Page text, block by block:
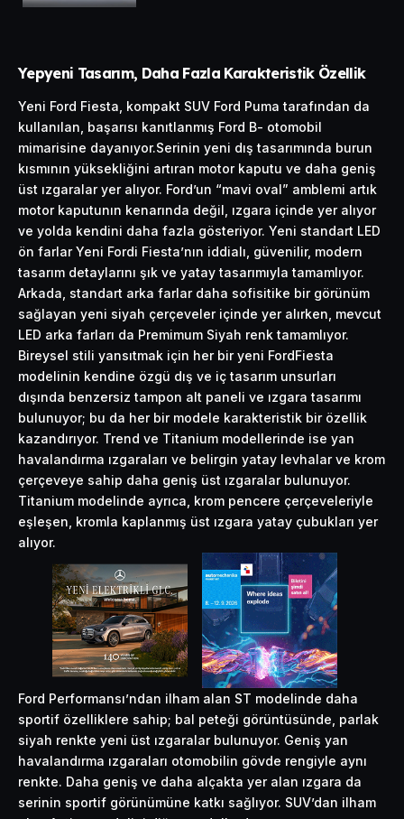
Yepyeni Tasarım, Daha Fazla Karakteristik Özellik
Yeni Ford Fiesta, kompakt SUV Ford Puma tarafından da
kullanılan, başarısı kanıtlanmış Ford B- otomobil
mimarisine dayanıyor.Serinin yeni dış tasarımında burun
kısmının yüksekliğini artıran motor kaputu ve daha geniş
üst ızgaralar yer alıyor. Ford’un “mavi oval” amblemi artık
motor kaputunın kenarında değil, ızgara içinde yer alıyor
ve yolda kendini daha fazla gösteriyor. Yeni standart LED
ön farlar Yeni Fordi Fiesta’nın iddialı, güvenilir, modern
tasarım detaylarını şık ve yatay tasarımıyla tamamlıyor.
Arkada, standart arka farlar daha sofisitike bir görünüm
sağlayan yeni siyah çerçeveler içinde yer alırken, mevcut
LED arka farları da Premimum Siyah renk tamamlıyor.
Bireysel stili yansıtmak için her bir yeni FordFiesta
modelinin kendine özgü dış ve iç tasarım unsurları
dışında benzersiz tampon alt paneli ve ızgara tasarımı
bulunuyor; bu da her bir modele karakteristik bir özellik
kazandırıyor. Trend ve Titanium modellerinde ise yan
havalandırma ızgaraları ve belirgin yatay levhalar ve krom
çerçeveye sahip daha geniş üst ızgaralar bulunuyor.
Titanium modelinde ayrıca, krom pencere çerçeveleriyle
eşleşen, kromla kaplanmış üst ızgara yatay çubukları yer
alıyor.
Ford Performansı’ndan ilham alan ST modelinde daha
sportif özelliklere sahip; bal peteği görüntüsünde, parlak
siyah renkte yeni üst ızgaralar bulunuyor. Geniş yan
havalandırma ızgaraları otomobilin gövde rengiyle aynı
renkte. Daha geniş ve daha alçakta yer alan ızgara da
serinin sportif görünümüne katkı sağlıyor. SUV’dan ilham